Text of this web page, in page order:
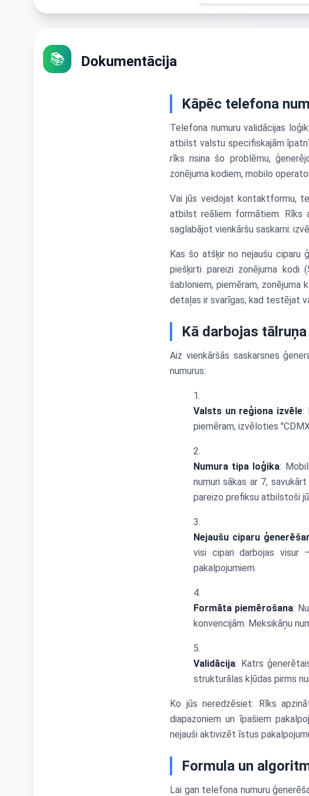
📚 Dokumentācija
Kāpēc telefona
Telefona numuru validācijas
atbilst valstu specifiskajām
rīks risina šo problēmu,
zonējuma kodiem, mobilo
Vai jūs veidojat kontaktformu,
atbilst reāliem formātiem. Rīks
saglabājot vienkāršu saskarni:
Kas šo atšķir no nejaušu ciparu
piešķirti pareizi zonējuma kodi
šabloniem, piemēram, zonējuma
detaļas ir svarīgas, kad testējat
Kā darbojas
Aiz vienkāršās saskarsnes
numurus:
Valsts un reģiona izvēle:
piemēram, izvēloties
Numura tipa loģika:
numuri sākas ar 7,
pareizo prefiksu atbilstoši
Nejaušu ciparu
visi cipari darbojas
pakalpojumiem.
Formāta piemērošana:
konvencijām. Meksikāņu
Validācija: Katrs
strukturālas kļūdas pirms
Ko jūs neredzēsiet: Rīks
diapazoniem un īpašiem
nejauši aktivizēt īstus
Formula un
Lai gan telefona numuru